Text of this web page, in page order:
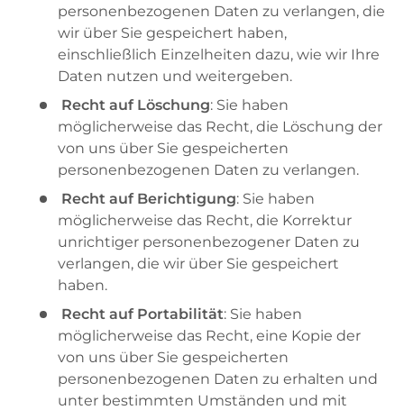
personenbezogenen Daten zu verlangen, die
wir über Sie gespeichert haben,
einschließlich Einzelheiten dazu, wie wir Ihre
Daten nutzen und weitergeben.
Recht auf Löschung: Sie haben
möglicherweise das Recht, die Löschung der
von uns über Sie gespeicherten
personenbezogenen Daten zu verlangen.
Recht auf Berichtigung: Sie haben
möglicherweise das Recht, die Korrektur
unrichtiger personenbezogener Daten zu
verlangen, die wir über Sie gespeichert
haben.
Recht auf Portabilität: Sie haben
möglicherweise das Recht, eine Kopie der
von uns über Sie gespeicherten
personenbezogenen Daten zu erhalten und
unter bestimmten Umständen und mit